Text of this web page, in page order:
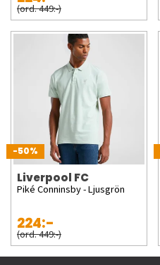
(ord. 449:-)
-50%
Liverpool FC
Piké Conninsby - Ljusgrön
224:-
(ord. 449:-)